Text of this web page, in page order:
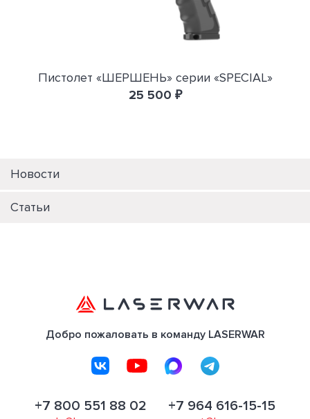
Пистолет «ШЕРШЕНЬ» серии «SPECIAL»
25 500 ₽
Новости
Статьи
Добро пожаловать в команду LASERWAR
+7 800 551 88 02 +7 964 616-15-15